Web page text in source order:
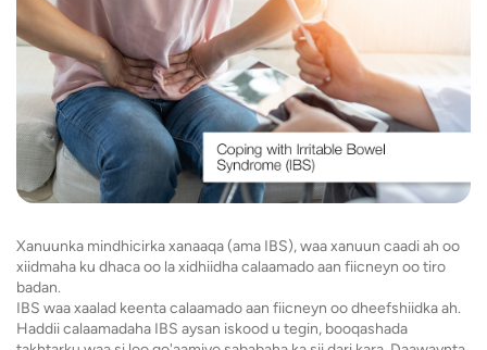
Xanuunka mindhicirka xanaaqa (ama IBS), waa xanuun caadi ah oo
xiidmaha ku dhaca oo la xidhiidha calaamado aan fiicneyn oo tiro
badan.
IBS waa xaalad keenta calaamado aan fiicneyn oo dheefshiidka ah.
Haddii calaamadaha IBS aysan iskood u tegin, booqashada